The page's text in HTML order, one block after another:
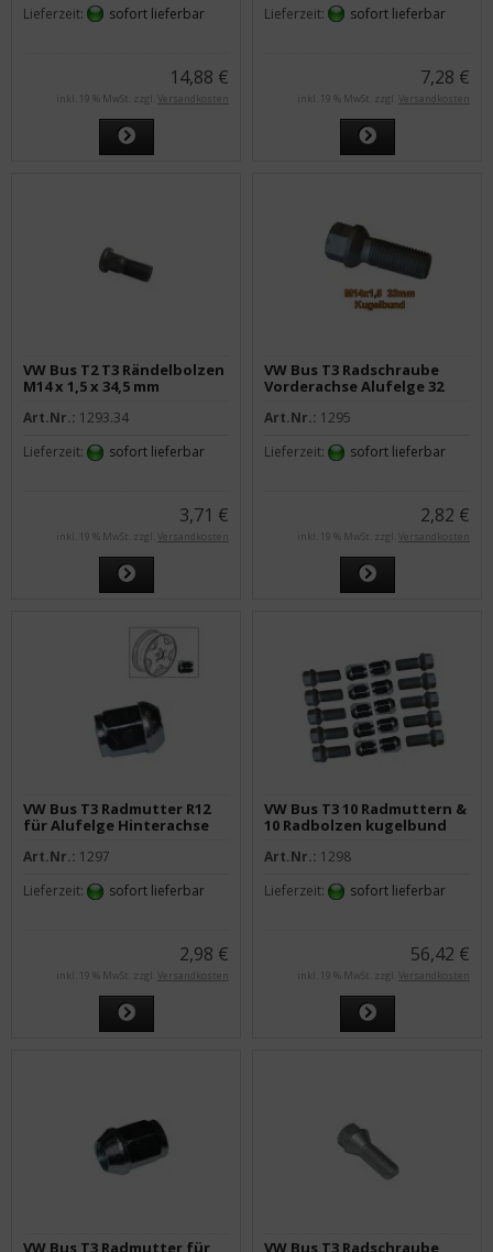
Lieferzeit:
sofort lieferbar
14,88 €
inkl. 19 % MwSt. zzgl. Versandkosten
Lieferzeit:
sofort lieferbar
7,28 €
inkl. 19 % MwSt. zzgl. Versandkosten
VW Bus T2 T3 Rändelbolzen
M14 x 1,5 x 34,5 mm
Art.Nr.: 1293.34
Lieferzeit:
sofort lieferbar
3,71 €
inkl. 19 % MwSt. zzgl. Versandkosten
VW Bus T3 Radschraube
Vorderachse Alufelge 32
Art.Nr.: 1295
Lieferzeit:
sofort lieferbar
2,82 €
inkl. 19 % MwSt. zzgl. Versandkosten
VW Bus T3 Radmutter R12
für Alufelge Hinterachse
Art.Nr.: 1297
Lieferzeit:
sofort lieferbar
2,98 €
inkl. 19 % MwSt. zzgl. Versandkosten
VW Bus T3 10 Radmuttern &
10 Radbolzen kugelbund
Art.Nr.: 1298
Lieferzeit:
sofort lieferbar
56,42 €
inkl. 19 % MwSt. zzgl. Versandkosten
VW Bus T3 Radmutter für VW Bus T3 Radschraube